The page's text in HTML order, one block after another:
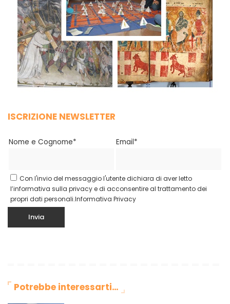
ISCRIZIONE NEWSLETTER
Nome e Cognome* Email*
Con l'invio del messaggio l'utente dichiara di aver letto
l’informativa sulla privacy e di acconsentire al trattamento dei
propri dati personali.Informativa Privacy
Potrebbe interessarti…